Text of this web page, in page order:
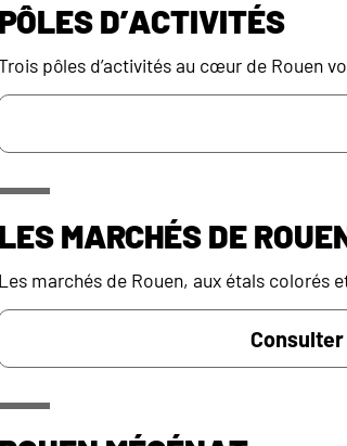
Pôles d’activités
pôles d’activités au cœur de Rouen
Les marchés de
Les marchés de Rouen, aux étals